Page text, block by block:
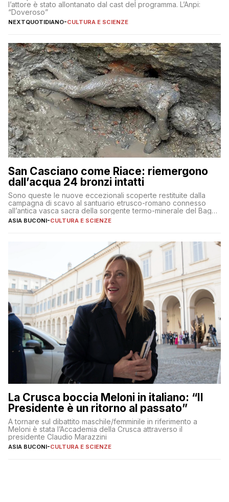
l’attore è stato allontanato dal cast del programma. L’Anpi:
“Doveroso”
NEXTQUOTIDIANO-CULTURA E SCIENZE
San Casciano come Riace: riemergono
dall’acqua 24 bronzi intatti
Sono queste le nuove eccezionali scoperte restituite dalla
campagna di scavo al santuario etrusco-romano connesso
all’antica vasca sacra della sorgente termo-minerale del Bagno
Grande
ASIA BUCONI-CULTURA E SCIENZE
La Crusca boccia Meloni in italiano: “Il
Presidente è un ritorno al passato”
A tornare sul dibattito maschile/femminile in riferimento a
Meloni è stata l’Accademia della Crusca attraverso il
presidente Claudio Marazzini
ASIA BUCONI-CULTURA E SCIENZE